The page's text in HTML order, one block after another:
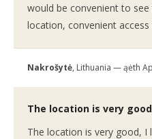
would be convenient to
location, convenient
Nakrošytė, Lithuania — ąėth
The location is very
The location is very good, I